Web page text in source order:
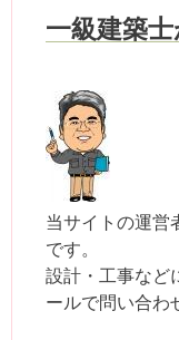
一級建築
当サイトの運
です。
設計・工事など
ールで問い合わ